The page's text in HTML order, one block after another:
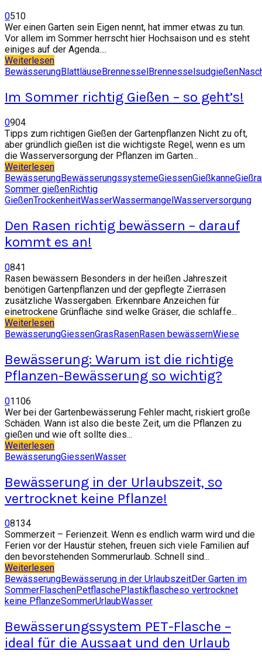
0510
Wer einen Garten sein Eigen nennt, hat immer etwas zu tun.
Vor allem im Sommer herrscht hier Hochsaison und es steht
einiges auf der Agenda....
Weiterlesen
BewässerungBlattläuseBrennessel Brennesselsudgießen
Im Sommer richtig Gießen – so geht’s!
0904
Tipps zum richtigen Gießen der Gartenpflanzen Nicht zu oft,
aber gründlich gießen ist die wichtigste Regel, wenn es um
die Wasserversorgung der Pflanzen im Garten...
Weiterlesen
BewässerungBewässerungssystemeGiessenGießkanne
Sommer gießenRichtig
GießenTrockenheitWasserWassermangelWasserversorgung
Den Rasen richtig bewässern – darauf
kommt es an!
0841
Rasen bewässern Besonders in der heißen Jahreszeit
benötigen Gartenpflanzen und der gepflegte Zierrasen
zusätzliche Wassergaben. Erkennbare Anzeichen für
einetrockene Grünfläche sind welke Gräser, die schlaffe...
Weiterlesen
BewässerungGiessenGrasRasenRasen bewässernWiese
Bewässerung: Warum ist die richtige
Pflanzen-Bewässerung so wichtig?
01106
Wer bei der Gartenbewässerung Fehler macht, riskiert große
Schäden. Wann ist also die beste Zeit, um die Pflanzen zu
gießen und wie oft sollte dies...
Weiterlesen
BewässerungGiessenWasser
Bewässerung in der Urlaubszeit, so
vertrocknet keine Pflanze!
08134
Sommerzeit – Ferienzeit. Wenn es endlich warm wird und die
Ferien vor der Haustür stehen, freuen sich viele Familien auf
den bevorstehenden Sommerurlaub. Schnell sind...
Weiterlesen
BewässerungBewässerung in der UrlaubszeitDer Garten im
SommerFlaschenPetflaschePlastikflascheso vertrocknet
keine PflanzeSommerUrlaubWasser
Bewässerungssystem PET-Flasche –
ideal für die Aussaat und den Urlaub